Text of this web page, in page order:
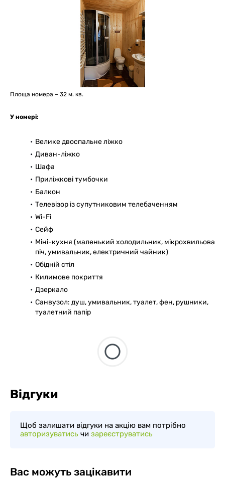
Площа номера – 32 м. кв.
У номері:
Велике двоспальне ліжко
Диван-ліжко
Шафа
Приліжкові тумбочки
Балкон
Телевізор із супутниковим телебаченням
Wi-Fi
Сейф
Міні-кухня (маленький холодильник, мікрохвильова
піч, умивальник, електричний чайник)
Обідній стіл
Килимове покриття
Дзеркало
Санвузол: душ, умивальник, туалет, фен, рушники,
туалетний папір
Відгуки
Щоб залишати відгуки на акцію вам потрібно
авторизуватись чи зареєструватись
Вас можуть зацікавити